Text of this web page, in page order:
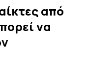
από
να